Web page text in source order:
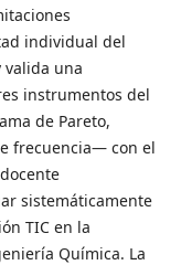
individual del
valida una
instrumentos del
de Pareto,
frecuencia— con el
sistemáticamente
TIC en la
Química. La